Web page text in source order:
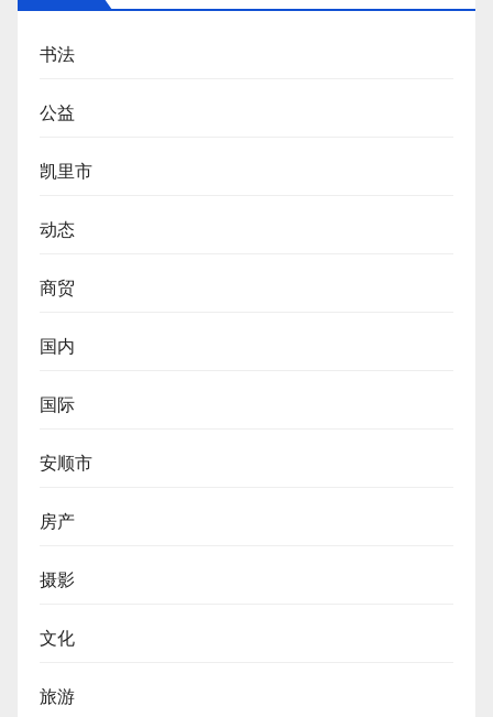
书法
公益
凯里市
动态
商贸
国内
国际
安顺市
房产
摄影
文化
旅游